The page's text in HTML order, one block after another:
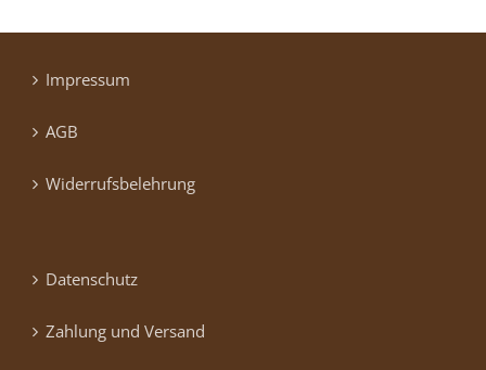
Impressum
AGB
Widerrufsbelehrung
Datenschutz
Zahlung und Versand